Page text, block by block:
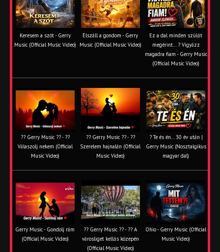
Keresem a szót - Gerry
Music (Official Music Video)
Elszáll a gondom - Gerry
Music (Official Music Video)
Ez a dal minden szülőt
megérint… ? Vigyázz
magadra fiam - Gerry Music
(Official Music Video)
?? Gerry Music ?? - ??
Válaszolj nekem (Official
Music Video)
?? Gerry Music ?? - ??
Szerelem hajnalán (Official
Music Video)
? Te és én… 30 év után |
Gerry Music (Nosztalgikus
magyar dal)
Gerry Music - Gondolj rám
(Official Music Video)
?? Gerry Music ?? - ?? A
városliget kellős közepén
(Official Music Video)
Ohio - Gerry Music (Official
Music Video)